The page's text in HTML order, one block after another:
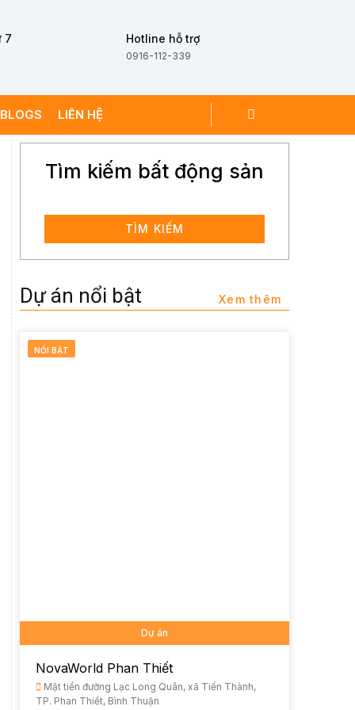
7 Hotline hỗ trợ
0916-112-339
BLOGS LIÊN HỆ
Tìm kiếm bất động sản
TÌM KIẾM
Dự án nổi bật Xem thêm
NỔI BẬT
Dự án
NovaWorld Phan Thiết
Mặt tiền đường Lạc Long Quân, xã Tiến Thành,
TP. Phan Thiết, Bình Thuận